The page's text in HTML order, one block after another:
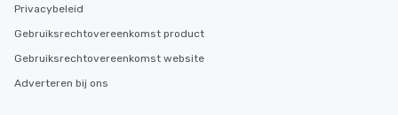
Privacybeleid
Gebruiksrechtovereenkomst product
Gebruiksrechtovereenkomst website
Adverteren bij ons